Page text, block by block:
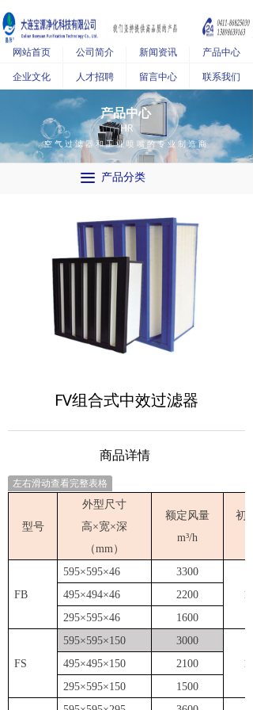
企业文化 人才招聘 留言中心 联系我们
网站首页 公司简介 新闻资讯 产品中心
产品中心
HR
空气过滤器和工业喷嘴的专业制造商
끀 产品分类
FV组合式中效过滤器
商品详情
左右滑动查看完整表格
型号
外型尺寸
高×宽×深
（mm）
额定风量
m³/h
初
FB
595×595×46
3300
495×494×46
2200
295×595×46
1600
FS
595×595×150
3000
495×495×150
2100
295×595×150
1500